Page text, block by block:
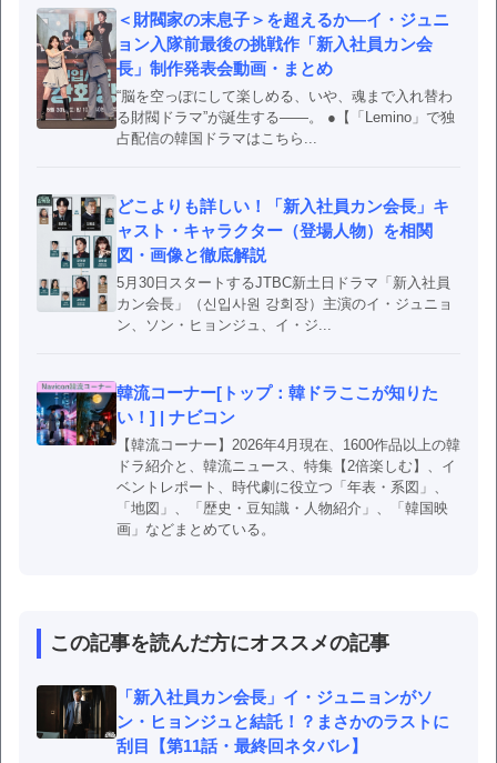
＜財閥家の末息子＞を超えるか―イ・ジュニ
ョン入隊前最後の挑戦作「新入社員カン会
長」制作発表会動画・まとめ
“脳を空っぽにして楽しめる、いや、魂まで入れ替わ
る財閥ドラマ”が誕生する――。 ●【「Lemino」で独
占配信の韓国ドラマはこちら...
どこよりも詳しい！「新入社員カン会長」キ
ャスト・キャラクター（登場人物）を相関
図・画像と徹底解説
5月30日スタートするJTBC新土日ドラマ「新入社員
カン会長」（신입사원 강회장）主演のイ・ジュニョ
ン、ソン・ヒョンジュ、イ・ジ...
韓流コーナー[トップ：韓ドラここが知りた
い！] | ナビコン
【韓流コーナー】2026年4月現在、1600作品以上の韓
ドラ紹介と、韓流ニュース、特集【2倍楽しむ】、イ
ベントレポート、時代劇に役立つ「年表・系図」、
「地図」、「歴史・豆知識・人物紹介」、「韓国映
画」などまとめている。
この記事を読んだ方にオススメの記事
「新入社員カン会長」イ・ジュニョンがソ
ン・ヒョンジュと結託！？まさかのラストに
刮目【第11話・最終回ネタバレ】